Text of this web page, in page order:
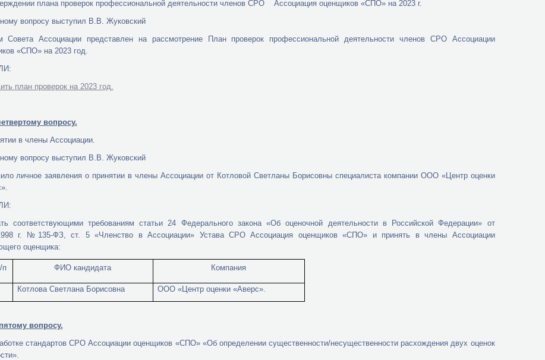
плана проверок профессиональной деятельности членов СРО Ассоциация оценщиков «СПО» на 2023 г.
вопросу выступил В.В. Жуковский
Совета Ассоциации представлен на рассмотрение План проверок профессиональной деятельности членов СРО Ассоциации
«СПО» на 2023 год.
план проверок на 2023 год.
вопросу.
в члены Ассоциации.
вопросу выступил В.В. Жуковский
личное заявления о принятии в члены Ассоциации от Котловой Светланы Борисовны специалиста компании ООО «Центр оценки
соответствующими требованиям статьи 24 Федерального закона «Об оценочной деятельности в Российской Федерации» от
г. №135-ФЗ, ст. 5 «Членство в Ассоциации» Устава СРО Ассоциация оценщиков «СПО» и принять в члены Ассоциации
оценщика:
п ФИО кандидата Компания
Котлова Светлана Борисовна ООО «Центр оценки «Аверс».
вопросу.
стандартов СРО Ассоциации оценщиков «СПО» «Об определении существенности/несущественности расхождения двух оценок